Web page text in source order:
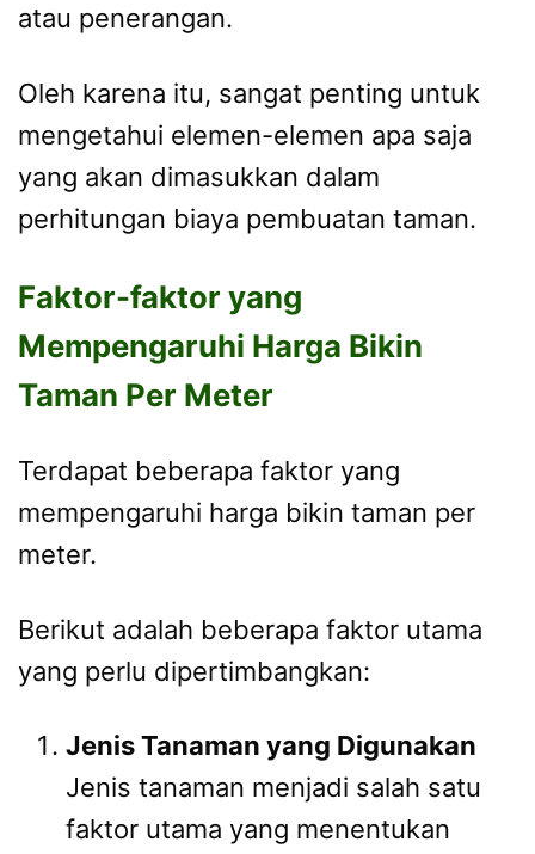
atau penerangan.
Oleh karena itu, sangat penting untuk
mengetahui elemen-elemen apa saja
yang akan dimasukkan dalam
perhitungan biaya pembuatan taman.
Faktor-faktor yang
Mempengaruhi Harga Bikin
Taman Per Meter
Terdapat beberapa faktor yang
mempengaruhi harga bikin taman per
meter.
Berikut adalah beberapa faktor utama
yang perlu dipertimbangkan:
Jenis Tanaman yang Digunakan
Jenis tanaman menjadi salah satu
faktor utama yang menentukan